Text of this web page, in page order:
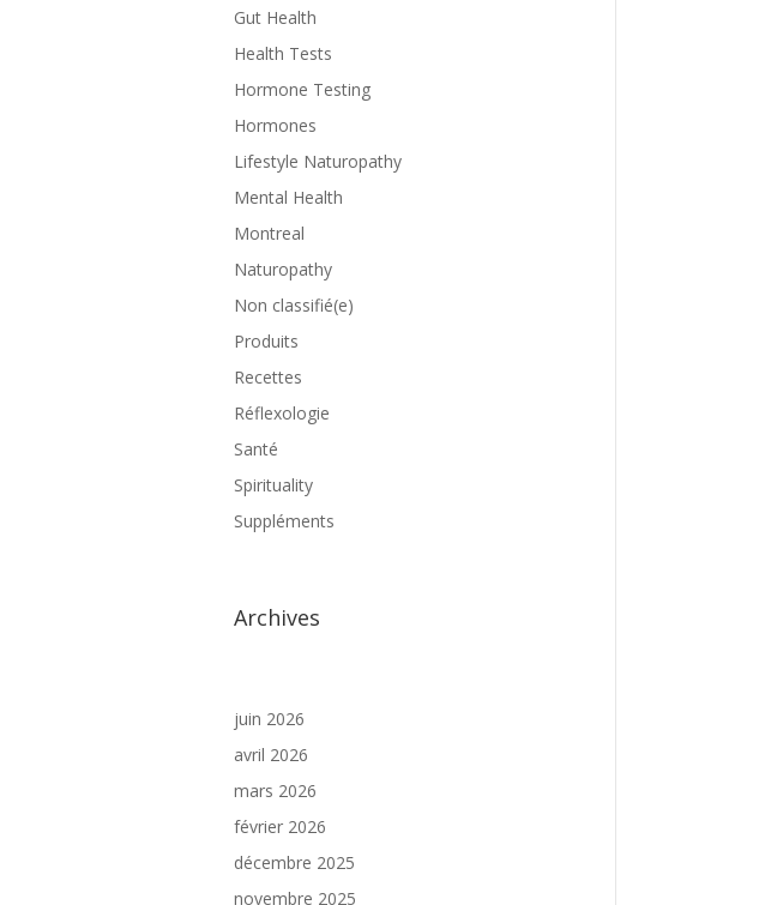
Gut Health
Health Tests
Hormone Testing
Hormones
Lifestyle Naturopathy
Mental Health
Montreal
Naturopathy
Non classifié(e)
Produits
Recettes
Réflexologie
Santé
Spirituality
Suppléments
Archives
juin 2026
avril 2026
mars 2026
février 2026
décembre 2025
novembre 2025